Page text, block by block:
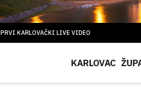
PRVI KARLOVAČKI LIVE VIDEO
KARLOVAC